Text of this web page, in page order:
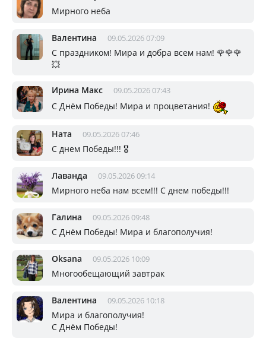
Мирного неба
Валентина 09.05.2026 07:09
С праздником! Мира и добра всем нам! 🌹🌹🌹
💥
Ирина Макс 09.05.2026 07:43
С Днём Победы! Мира и процветания!
Ната 09.05.2026 07:46
С днем Победы!!! 🎖️
Лаванда 09.05.2026 09:14
Мирного неба нам всем!!! С днем победы!!!
Галина 09.05.2026 09:48
С Днём Победы! Мира и благополучия!
Oksana 09.05.2026 10:09
Многообещающий завтрак
Валентина 09.05.2026 10:18
Мира и благополучия!
С Днём Победы!